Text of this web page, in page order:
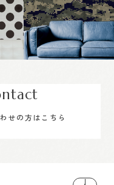
せの方はこちら